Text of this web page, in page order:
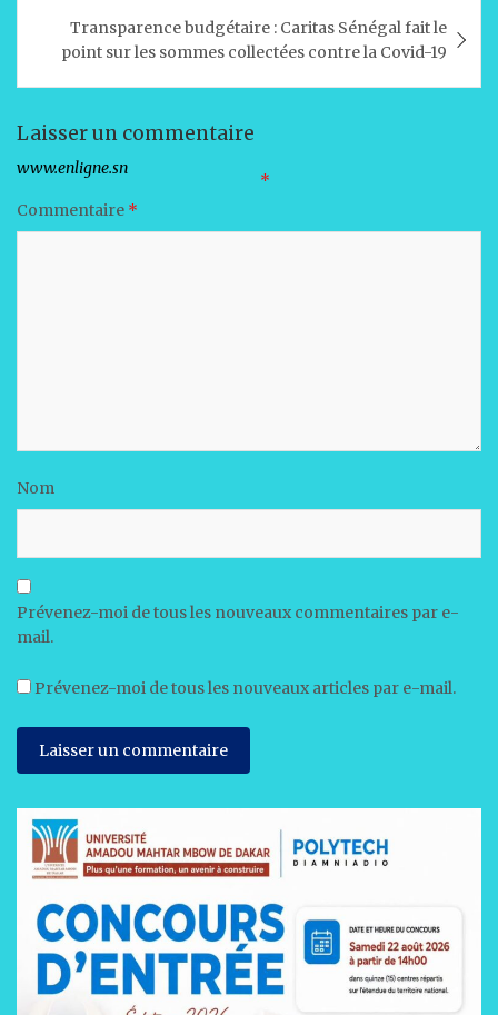
p
p
o
o
k
n
Transparence budgétaire : Caritas Sénégal fait le
point sur les sommes collectées contre la Covid-19
Laisser un commentaire
Votre adresse e-mail ne sera pas publiée.
Les champs obligatoires sont indiqués avec *
Commentaire *
Nom
Prévenez-moi de tous les nouveaux commentaires par e-
mail.
Prévenez-moi de tous les nouveaux articles par e-mail.